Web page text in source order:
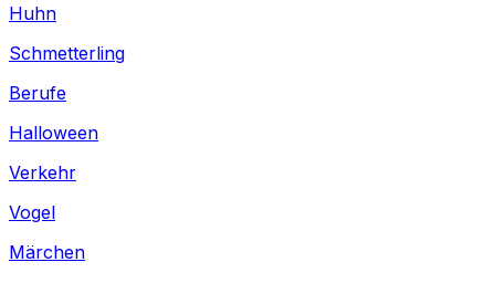
Huhn
Schmetterling
Berufe
Halloween
Verkehr
Vogel
Märchen